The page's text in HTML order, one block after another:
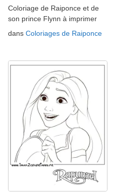
Coloriage de Raiponce et de
son prince Flynn à imprimer
dans Coloriages de Raiponce